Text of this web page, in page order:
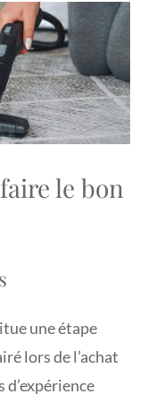
le bon
une étape
lors de l’achat
d’expérience